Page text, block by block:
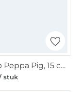
Knoop Peppa Pig, 15 cm, blauw
stuk